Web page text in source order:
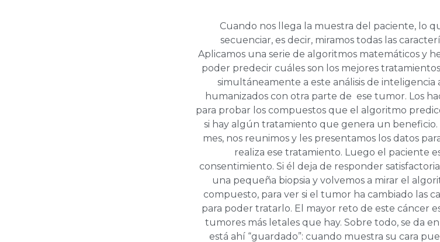
Cuando nos llega la muestra del paciente, lo
secuenciar, es decir, miramos todas las
Aplicamos una serie de algoritmos matemáticos y
poder predecir cuáles son los mejores
simultáneamente a este análisis de inteligencia
humanizados con otra parte de ese tumor. Los
para probar los compuestos que el algoritmo
si hay algún tratamiento que genera un beneficio.
mes, nos reunimos y les presentamos los datos
realiza ese tratamiento. Luego el paciente
consentimiento. Si él deja de responder
una pequeña biopsia y volvemos a mirar el
compuesto, para ver si el tumor ha cambiado las
para poder tratarlo. El mayor reto de este cáncer
tumores más letales que hay. Sobre todo, se da
está ahí “guardado”: cuando muestra su cara